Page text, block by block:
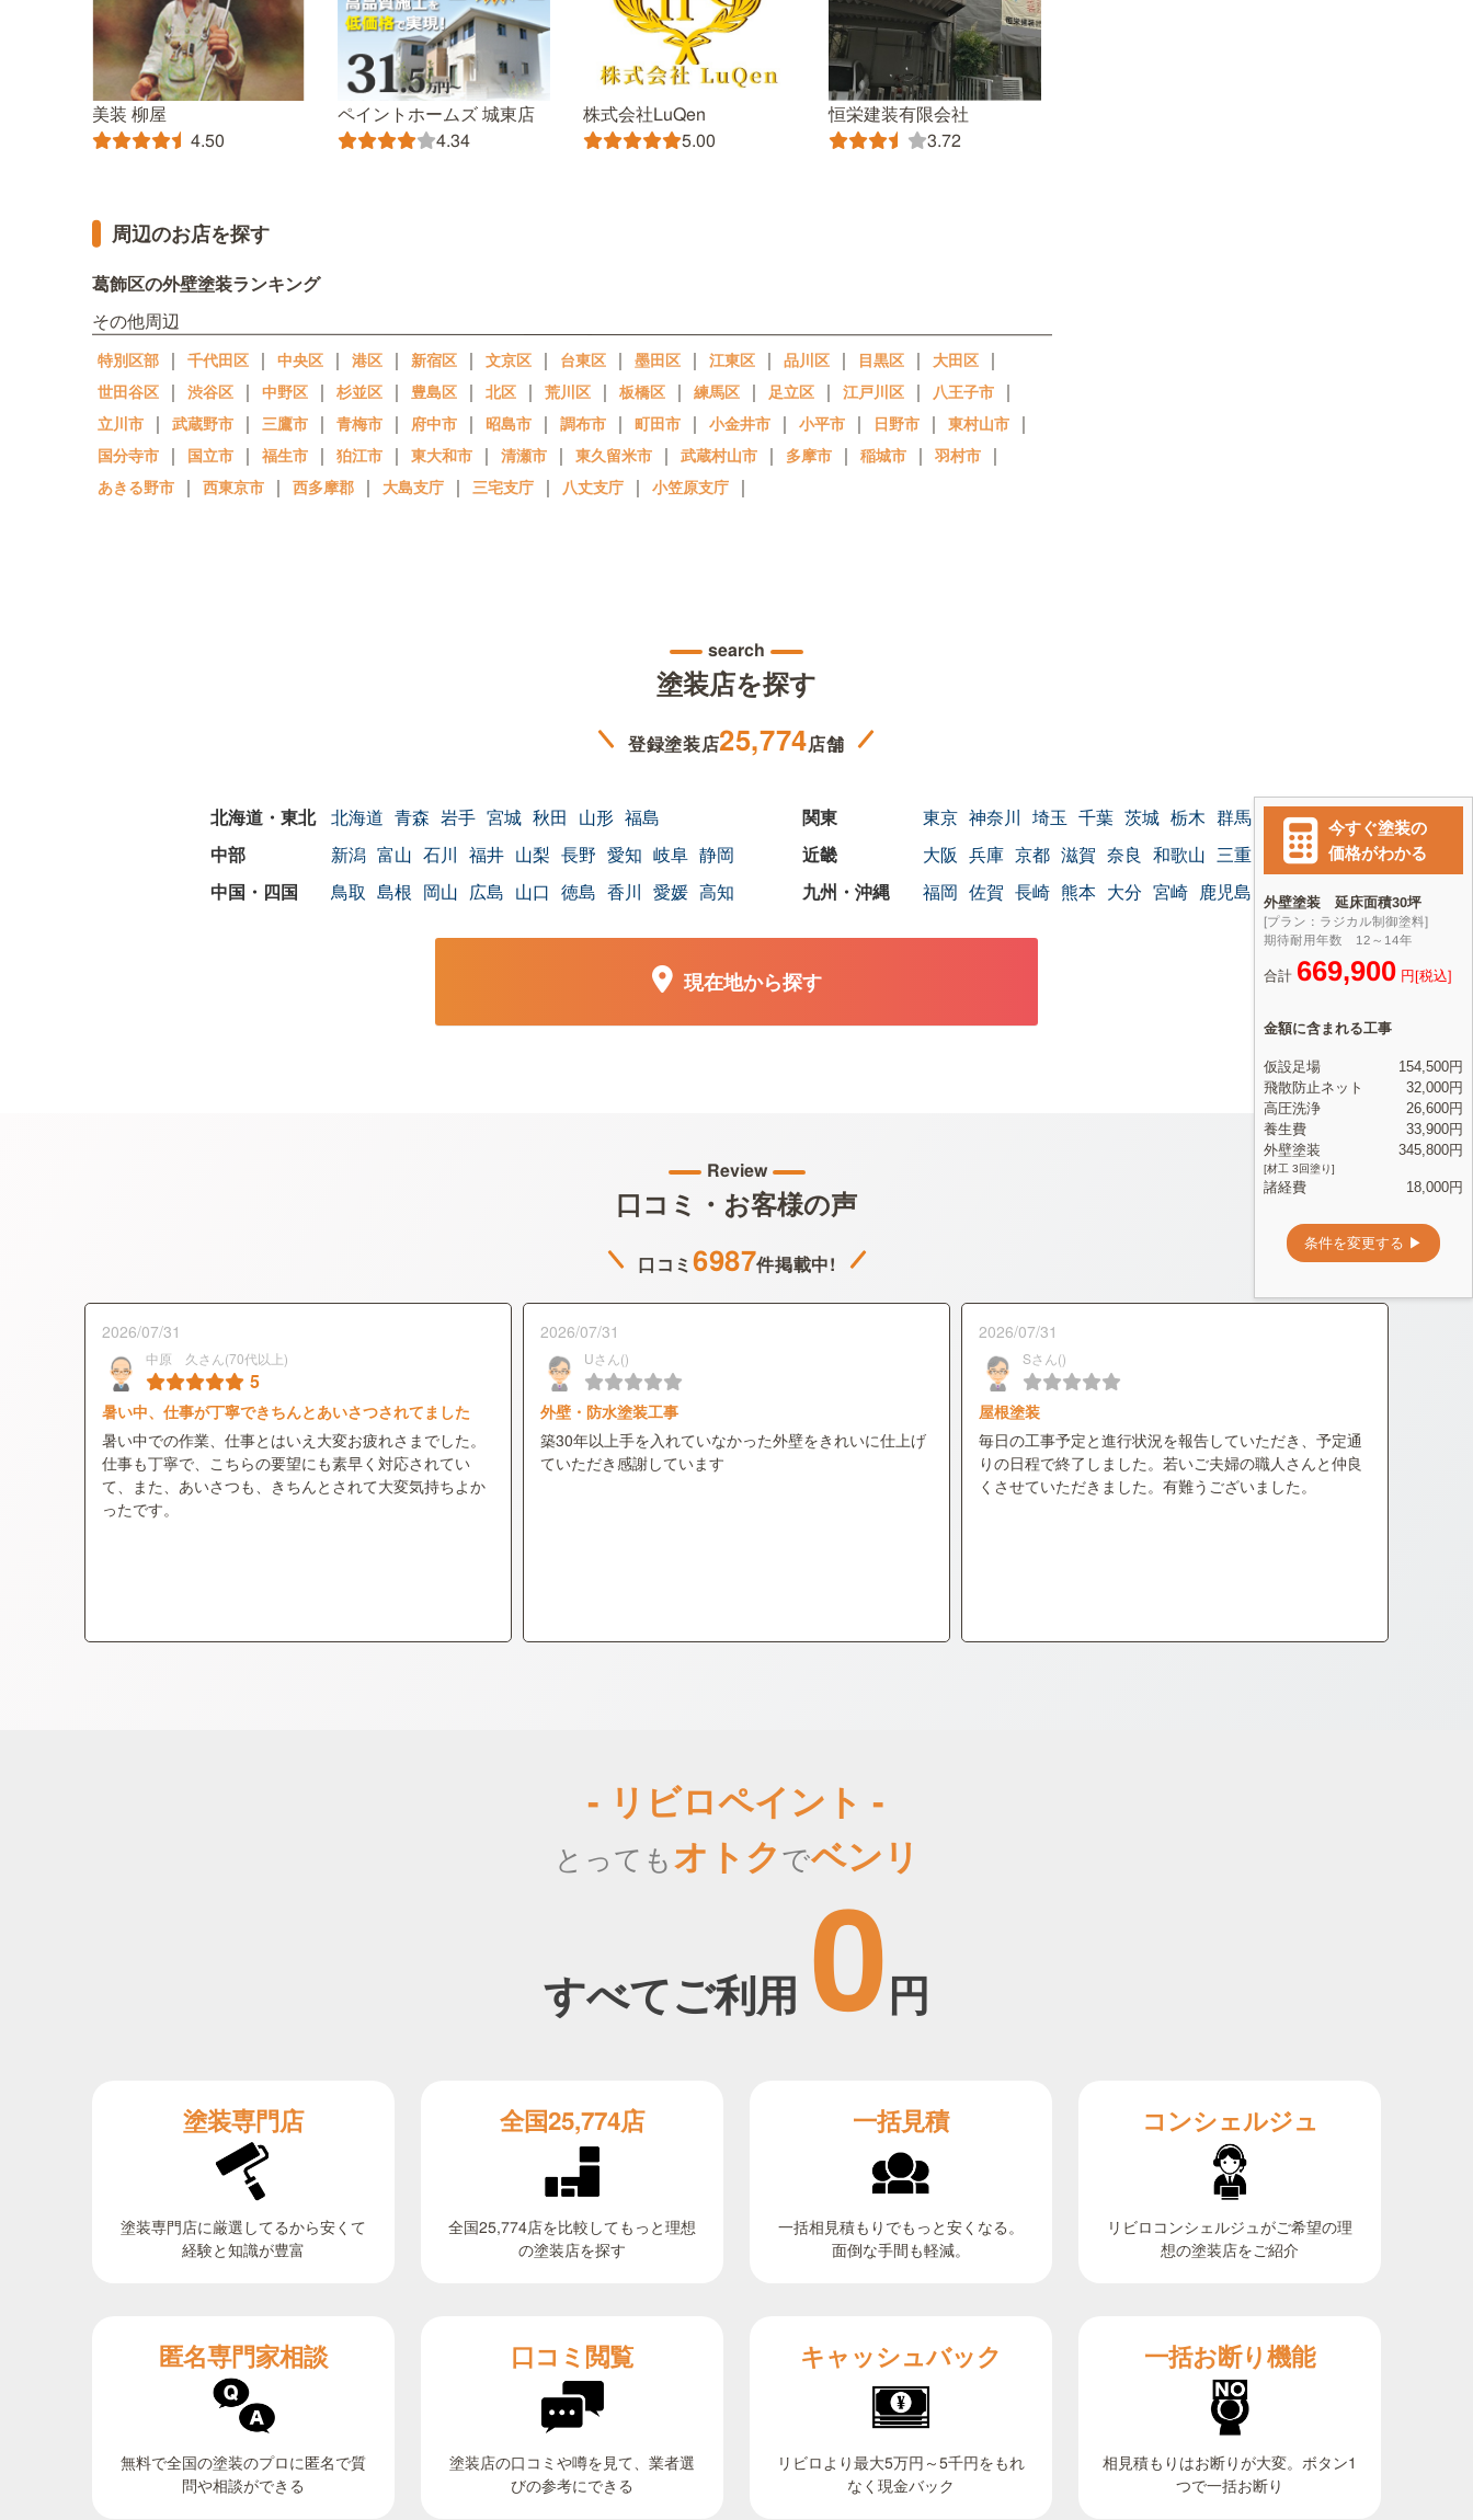
美装 柳屋
4.50
ペイントホームズ 城東店
4.34
株式会社LuQen
5.00
恒栄建装有限会社
3.72
周辺のお店を探す
葛飾区の外壁塗装ランキング
その他周辺
特別区部 ｜ 千代田区 ｜ 中央区 ｜ 港区 ｜ 新宿区 ｜ 文京区 ｜ 台東区 ｜ 墨田区 ｜ 江東区 ｜ 品川区 ｜ 目黒区 ｜ 大田区 ｜
世田谷区 ｜ 渋谷区 ｜ 中野区 ｜ 杉並区 ｜ 豊島区 ｜ 北区 ｜ 荒川区 ｜ 板橋区 ｜ 練馬区 ｜ 足立区 ｜ 江戸川区 ｜ 八王子市 ｜
立川市 ｜ 武蔵野市 ｜ 三鷹市 ｜ 青梅市 ｜ 府中市 ｜ 昭島市 ｜ 調布市 ｜ 町田市 ｜ 小金井市 ｜ 小平市 ｜ 日野市 ｜ 東村山市 ｜
国分寺市 ｜ 国立市 ｜ 福生市 ｜ 狛江市 ｜ 東大和市 ｜ 清瀬市 ｜ 東久留米市 ｜ 武蔵村山市 ｜ 多摩市 ｜ 稲城市 ｜ 羽村市 ｜
あきる野市 ｜ 西東京市 ｜ 西多摩郡 ｜ 大島支庁 ｜ 三宅支庁 ｜ 八丈支庁 ｜ 小笠原支庁 ｜
search
塗装店を探す
登録塗装店25,774店舗
北海道 青森 岩手 宮城 秋田 山形 福島 東京 神奈川 埼玉 千葉 茨城 栃木 群馬
新潟 富山 石川 福井 山梨 長野 愛知 岐阜 静岡 大阪 兵庫 京都 滋賀 奈良 和歌山 三重
鳥取 島根 岡山 広島 山口 徳島 香川 愛媛 高知 福岡 佐賀 長崎 熊本 大分 宮崎 鹿児島 沖縄
現在地から探す
Review
口コミ・お客様の声
口コミ 6987件掲載中!
2026/07/31
中原 久さん(70代以上)
5
暑い中、仕事が丁寧できちんとあいさつされてました
暑い中での作業、仕事とはいえ大変お疲れさまでした。
仕事も丁寧で、こちらの要望にも素早く対応されてい
て、また、あいさつも、きちんとされて大変気持ちよか
ったです。
2026/07/31
Uさん()
外壁・防水塗装工事
築30年以上手を入れていなかった外壁をきれいに仕上げ
ていただき感謝しています
2026/07/31
Sさん()
屋根塗装
毎日の工事予定と進行状況を報告していただき、予定通
りの日程で終了しました。若いご夫婦の職人さんと仲良
くさせていただきました。有難うございました。
- リビロペイント -
とってもオトクでベンリ
すべてご利用 0円
塗装専門店
塗装専門店に厳選してるから安くて
経験と知識が豊富
全国25,774店
全国25,774店を比較してもっと理想
の塗装店を探す
一括見積
一括相見積もりでもっと安くなる。
面倒な手間も軽減。
コンシェルジュ
リビロコンシェルジュがご希望の理
想の塗装店をご紹介
匿名専門家相談
無料で全国の塗装のプロに匿名で質
問や相談ができる
口コミ閲覧
塗装店の口コミや噂を見て、業者選
びの参考にできる
キャッシュバック
リビロより最大5万円～5千円をもれ
なく現金バック
一括お断り機能
相見積もりはお断りが大変。ボタン1
つで一括お断り